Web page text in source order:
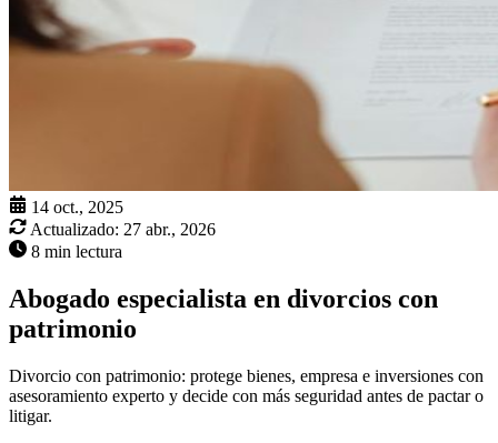
14 oct., 2025
Actualizado: 27 abr., 2026
8 min lectura
Abogado especialista en divorcios con
patrimonio
Divorcio con patrimonio: protege bienes, empresa e inversiones con
asesoramiento experto y decide con más seguridad antes de pactar o
litigar.